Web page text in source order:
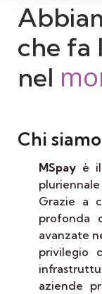
che fa
nel
Chi siamo
MSpay è
Grazie a
profonda
avanzate
privilegio
aziende